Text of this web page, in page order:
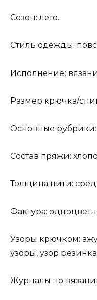
Сезон: лето.
Стиль одежды:
Исполнение:
Размер крючка/
Основные рубрики:
Состав пряжи:
Толщина нити:
Фактура:
Узоры крючком:
узоры, узор
Журналы по